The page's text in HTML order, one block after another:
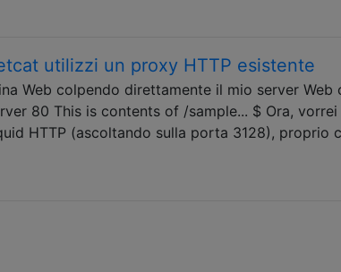
utilizzi un proxy HTTP esistente
Web colpendo direttamente il mio server Web
80 This is contents of /sample... $ Ora,
HTTP (ascoltando sulla porta 3128), proprio